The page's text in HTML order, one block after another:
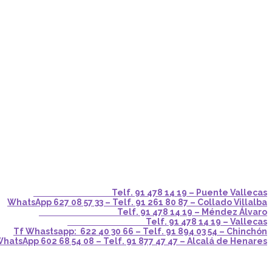
Telf. 91 478 14 19 – Puente Vallecas
WhatsApp 627 08 57 33 – Telf. 91 261 80 87 – Collado Villalba
Telf. 91 478 14 19 – Méndez Álvaro
Telf. 91 478 14 19 – Vallecas
Tf Whastsapp: 622 40 30 66 – Telf. 91 894 03 54 – Chinchón
602 68 54 08 – Telf. 91 877 47 47 – Alcalá de Henares